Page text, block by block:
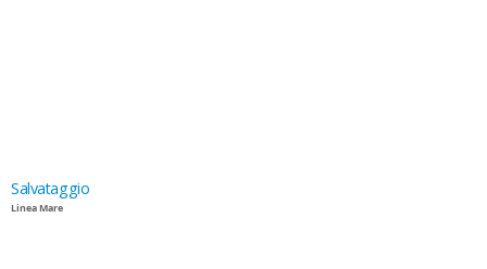
Salvataggio
Linea Mare